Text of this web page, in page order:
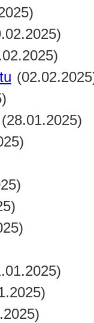
(28.01.2025)